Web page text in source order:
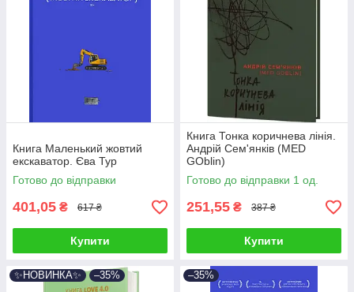
Книга Маленький жовтий
екскаватор. Єва Тур
Готово до відправки
401,05 ₴ 617 ₴
Купити
Книга Тонка коричнева лінія.
Андрій Сем'янків (MED
GOblin)
Готово до відправки 1 од.
251,55 ₴ 387 ₴
Купити
✨НОВИНКА✨ –35% –35%